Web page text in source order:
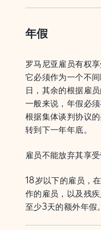
年假
罗马尼亚雇员有权
它必须作为一个不
日，其余的根据雇员
一般来说，年假必
根据集体谈判协议
转到下一年年底。
雇员不能放弃其享
18岁以下的雇员，
作的雇员，以及残
至少3天的额外年假。